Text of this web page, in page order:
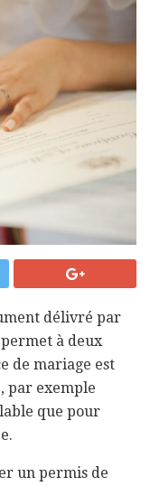
délivré par
à deux
de mariage est
par exemple
que pour
un permis de